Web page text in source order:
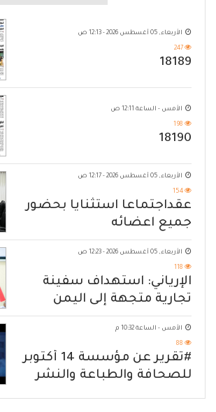
الأربعاء, 05 أغسطس 2026 - 12:13 ص
247
18189
الأمس - الساعة 12:11 ص
198
18190
الأربعاء, 05 أغسطس 2026 - 12:17 ص
154
عقداجتماعا استثنايا بحضور
جميع اعضائه
الأربعاء, 05 أغسطس 2026 - 12:23 ص
118
الإرياني: استهداف سفينة
تجارية متجهة إلى اليمن
يكشف حصار الحوثي للشعب
الأمس - الساعة 10:32 م
88
#تقرير عن مؤسسة 14 أكتوبر
للصحافة والطباعة والنشر